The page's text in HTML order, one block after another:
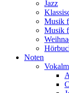
Jazz
Musik
Musik
Noten